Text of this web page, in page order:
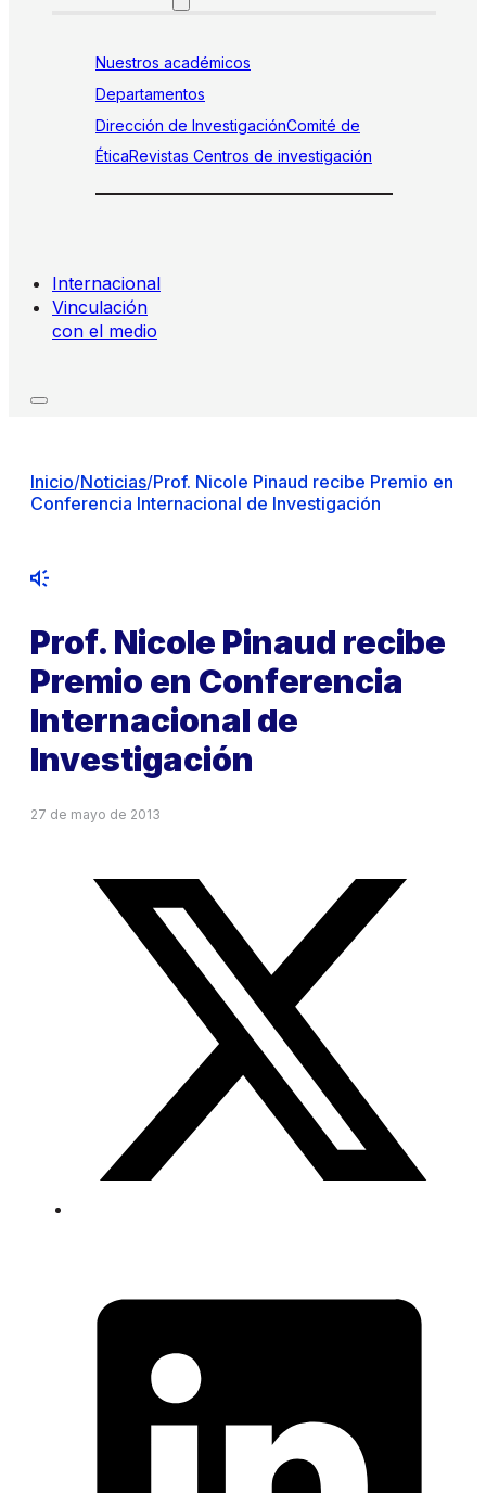
Nuestros académicos
Departamentos
Dirección de InvestigaciónComité de
ÉticaRevistas Centros de investigación
Internacional
Vinculación
con el medio
Inicio/Noticias/Prof. Nicole Pinaud recibe Premio en
Conferencia Internacional de Investigación
Prof. Nicole Pinaud recibe
Premio en Conferencia
Internacional de
Investigación
27 de mayo de 2013